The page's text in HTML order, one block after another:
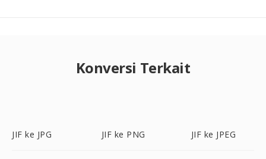
Konversi Terkait
JIF ke JPG JIF ke PNG JIF ke JPEG